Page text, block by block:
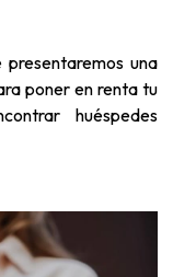
una
poner en renta tu
huéspedes